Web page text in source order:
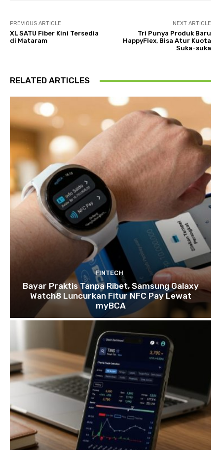
PREVIOUS ARTICLE
XL SATU Fiber Kini Tersedia
di Mataram
NEXT ARTICLE
Tri Punya Produk Baru
HappyFlex, Bisa Atur Kuota
Suka-suka
RELATED ARTICLES
FINTECH
​Bayar Praktis Tanpa Ribet, Samsung Galaxy
Watch8 Luncurkan Fitur NFC Pay Lewat
myBCA